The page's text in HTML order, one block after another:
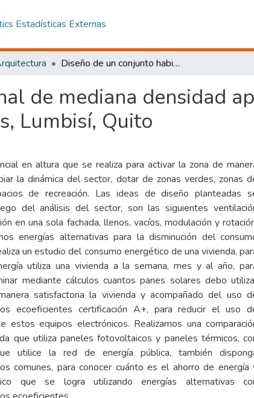
Estadísticas Externas
Diseño de un conjunto habitacional de mediana densidad aplicando sistemas de energías alternativas, Lumbisí, Quito
de mediana densidad
Lumbisí, Quito
en altura que se realiza para activar la zona de
la dinámica del sector, dotar de zonas verdes, zonas
de recreación. Las ideas de diseño planteadas
del análisis del sector, son las siguientes
en una sola fachada, llenos, vacíos, modulación y
energías alternativas para la disminución del
un estudio del consumo energético de una vivienda,
utiliza una vivienda a la semana, mes y al año,
mediante cálculos cuantos panes solares debo
satisfactoria la vivienda y acompañado del uso
ecoeficientes certificación A+, para reducir el uso
estos equipos electrónicos. Realizamos una
que utiliza paneles fotovoltaicos y paneles térmicos,
utilice la red de energía pública, también
comunes, para conocer cuánto es el ahorro de energía
que se logra utilizando energías alternativas